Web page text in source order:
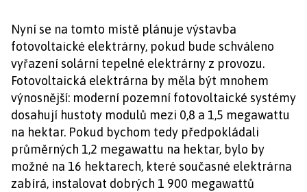
Nyní se na tomto místě plánuje výstavba
fotovoltaické elektrárny, pokud bude schváleno
vyřazení solární tepelné elektrárny z provozu.
Fotovoltaická elektrárna by měla být mnohem
výnosnější: moderní pozemní fotovoltaické systémy
dosahují hustoty modulů mezi 0,8 a 1,5 megawattu
na hektar. Pokud bychom tedy předpokládali
průměrných 1,2 megawattu na hektar, bylo by
možné na 16 hektarech, které současné elektrárna
zabírá, instalovat dobrých 1 900 megawattů